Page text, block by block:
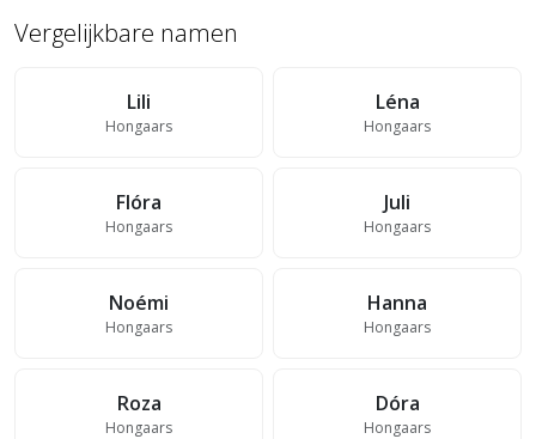
Vergelijkbare namen
Lili
Hongaars
Léna
Hongaars
Flóra
Hongaars
Juli
Hongaars
Noémi
Hongaars
Hanna
Hongaars
Roza
Hongaars
Dóra
Hongaars